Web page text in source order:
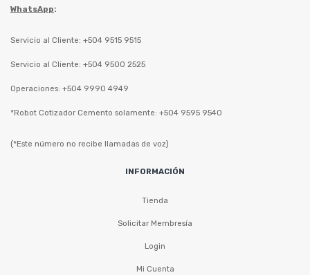
WhatsApp:
Servicio al Cliente: +504 9515 9515
Servicio al Cliente: +504 9500 2525
Operaciones: +504 9990 4949
*Robot Cotizador Cemento solamente: +504 9595 9540
(*Este número no recibe llamadas de voz)
INFORMACIÓN
Tienda
Solicitar Membresía
Login
Mi Cuenta